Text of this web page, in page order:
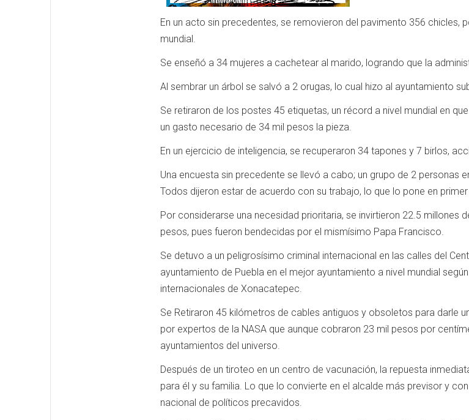
En un acto sin precedentes, se removieron del pavimento 356
mundial.
Se enseñó a 34 mujeres a cachetear al marido, logrando que la
Al sembrar un árbol se salvó a 2 orugas, lo cual hizo al ayuntamiento
Se retiraron de los postes 45 etiquetas, un récord a nivel mundial en
un gasto necesario de 34 mil pesos la pieza.
En un ejercicio de inteligencia, se recuperaron 34 tapones y 7 birlos,
Una encuesta sin precedente se llevó a cabo; un grupo de 2
Todos dijeron estar de acuerdo con su trabajo, lo que lo pone en
Por considerarse una necesidad prioritaria, se invirtieron 22.5
pesos, pues fueron bendecidas por el mismísimo Papa Francisco.
Se detuvo a un peligrosísimo criminal internacional en las calles del
ayuntamiento de Puebla en el mejor ayuntamiento a nivel mundial
internacionales de Xonacatepec.
Se Retiraron 45 kilómetros de cables antiguos y obsoletos para darle
por expertos de la NASA que aunque cobraron 23 mil pesos por
ayuntamientos del universo.
Después de un tiroteo en un centro de vacunación, la repuesta
para él y su familia. Lo que lo convierte en el alcalde más previsor y
nacional de políticos precavidos.